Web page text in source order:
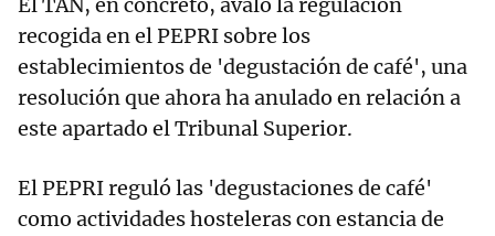
El TAN, en concreto, avaló la regulación
recogida en el PEPRI sobre los
establecimientos de 'degustación de café', una
resolución que ahora ha anulado en relación a
este apartado el Tribunal Superior.
El PEPRI reguló las 'degustaciones de café'
como actividades hosteleras con estancia de